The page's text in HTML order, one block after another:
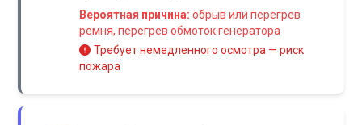
Вероятная причина: обрыв или перегрев
ремня, перегрев обмоток генератора
Требует немедленного осмотра — риск
пожара